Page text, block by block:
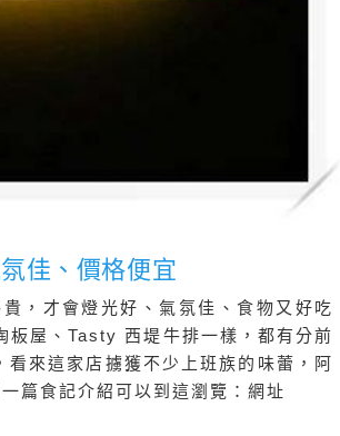
佳、價格便宜
，才會燈光好、氣氛佳、食物又好吃
板屋、Tasty 西堤牛排一樣，都有分前
來這家店擄獲不少上班族的味蕾，阿
篇食記介紹可以到這瀏覽：網址